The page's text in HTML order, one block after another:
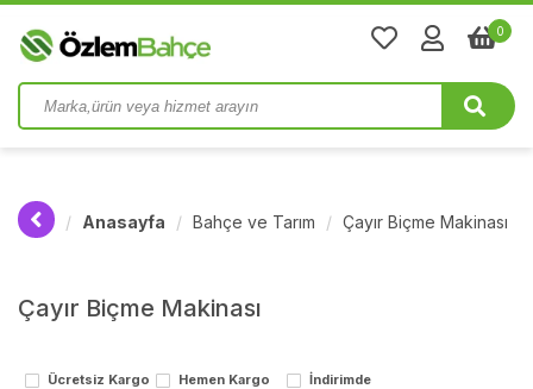
0
Anasayfa Bahçe ve Tarım Çayır Biçme Makinası
Çayır Biçme Makinası
Ücretsiz Kargo Hemen Kargo İndirimde